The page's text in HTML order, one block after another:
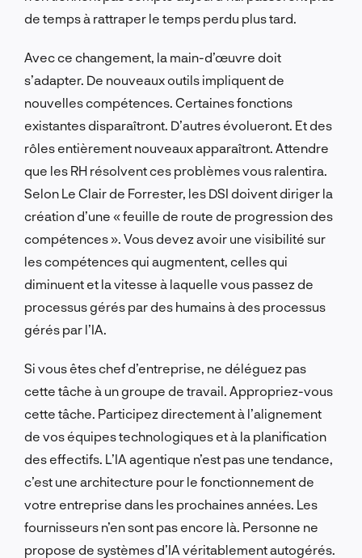
de temps à rattraper le temps perdu plus tard.
Avec ce changement, la main-d’œuvre doit
s’adapter. De nouveaux outils impliquent de
nouvelles compétences. Certaines fonctions
existantes disparaîtront. D’autres évolueront. Et des
rôles entièrement nouveaux apparaîtront. Attendre
que les RH résolvent ces problèmes vous ralentira.
Selon Le Clair de Forrester, les DSI doivent diriger la
création d’une « feuille de route de progression des
compétences ». Vous devez avoir une visibilité sur
les compétences qui augmentent, celles qui
diminuent et la vitesse à laquelle vous passez de
processus gérés par des humains à des processus
gérés par l’IA.
Si vous êtes chef d’entreprise, ne déléguez pas
cette tâche à un groupe de travail. Appropriez-vous
cette tâche. Participez directement à l’alignement
de vos équipes technologiques et à la planification
des effectifs. L’IA agentique n’est pas une tendance,
c’est une architecture pour le fonctionnement de
votre entreprise dans les prochaines années. Les
fournisseurs n’en sont pas encore là. Personne ne
propose de systèmes d’IA véritablement autogérés.